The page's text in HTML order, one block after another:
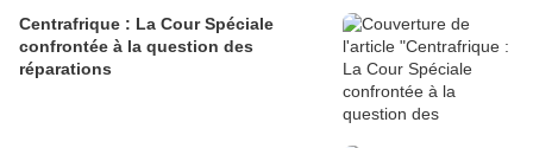
Centrafrique : La Cour Spéciale
confrontée à la question des
réparations